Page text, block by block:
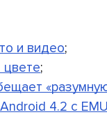
и видео;
;
4.2 с